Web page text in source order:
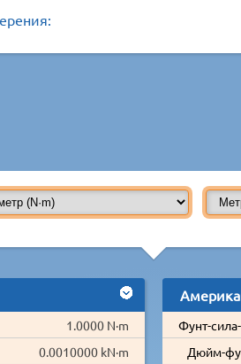
1.0000 N·m
0.0010000 kN·m
Фунт-
Дюйм-